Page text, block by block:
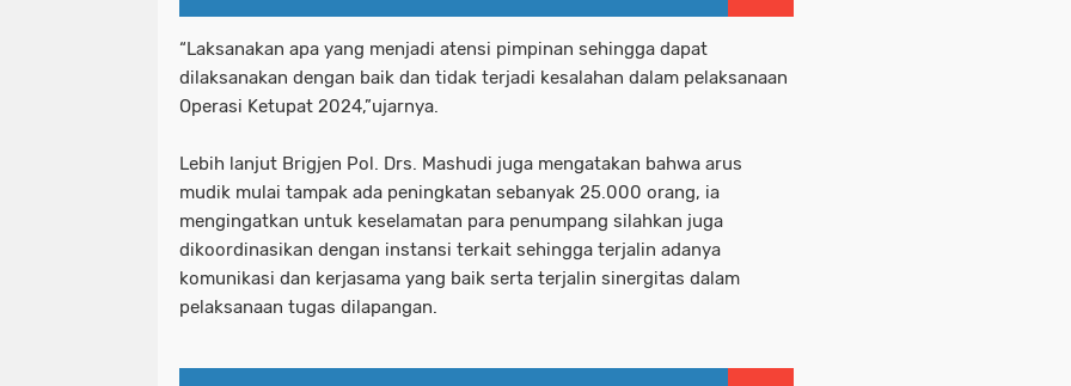
“Laksanakan apa yang menjadi atensi pimpinan sehingga dapat
dilaksanakan dengan baik dan tidak terjadi kesalahan dalam pelaksanaan
Operasi Ketupat 2024,”ujarnya.
Lebih lanjut Brigjen Pol. Drs. Mashudi juga mengatakan bahwa arus
mudik mulai tampak ada peningkatan sebanyak 25.000 orang, ia
mengingatkan untuk keselamatan para penumpang silahkan juga
dikoordinasikan dengan instansi terkait sehingga terjalin adanya
komunikasi dan kerjasama yang baik serta terjalin sinergitas dalam
pelaksanaan tugas dilapangan.